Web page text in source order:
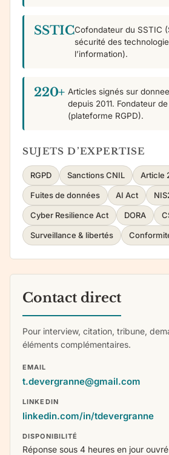
SSTICCofondateur du SSTIC
sécurité des
l’information).
220+ Articles signés sur
depuis 2011. Fondateur
(plateforme RGPD).
SUJETS D’EXPERTISE
RGPD Sanctions CNIL Article
Fuites de données AI Act
Cyber Resilience Act DORA
Surveillance & libertés
Contact direct
Pour interview, citation, tribune,
éléments complémentaires.
EMAIL
t.devergranne@gmail.com
LINKEDIN
linkedin.com/in/tdevergranne
DISPONIBILITÉ
Réponse sous 4 heures en jour